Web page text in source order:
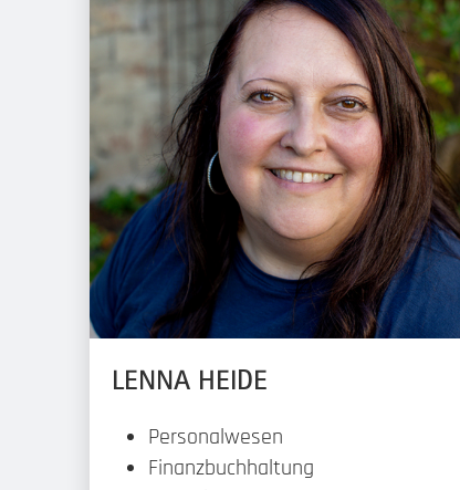
LENNA HEIDE
Personalwesen
Finanzbuchhaltung